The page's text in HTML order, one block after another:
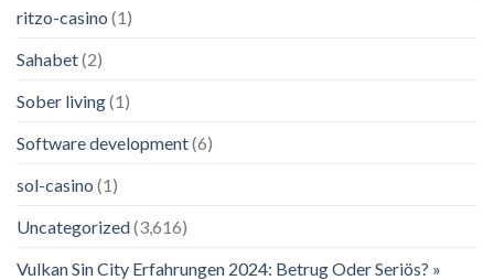
ritzo-casino (1)
Sahabet(2)
Sober living(1)
Software development(6)
sol-casino (1)
Uncategorized(3,616)
Vulkan Sin City Erfahrungen 2024: Betrug Oder Seriös? »